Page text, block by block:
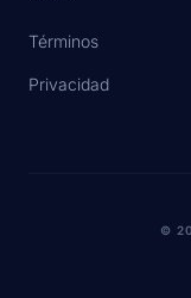
Términos
Privacidad
©